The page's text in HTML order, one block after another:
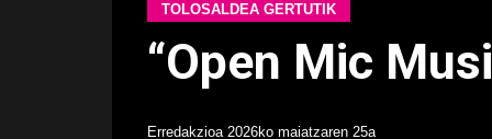
TOLOSALDEA GERTUTIK
“Open Mic
Erredakzioa 2026ko maiatzaren 25a